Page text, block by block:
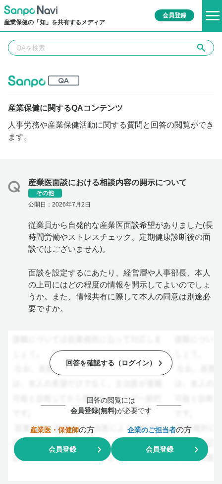
産業保健の「知」を共有するメディア
会員登録
産業保健に関するQAコンテンツ
人事労務や産業保健活動に関する質問と回答の閲覧ができ
ます。
産業医面談における相談内容の開示について
その他
公開日：2026年7月2日
従業員から自発的な産業医面談希望がありました(長
時間労働やストレスチェック、定期健康診断後の面
談ではございません)。
面談を設定するにあたり、経営層や人事部長、本人
の上司にはどの程度の情報を開示してよいのでしょ
うか。また、情報共有に際して本人の同意は別途必
要ですか。
回答を確認する（ログイン）
回答の閲覧には
会員登録(無料)が必要です
産業医・保健師の方
会員登録
企業のご担当者の方
会員登録